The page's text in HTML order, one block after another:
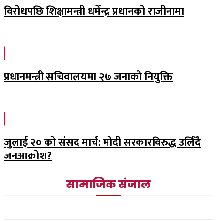
विरोधपछि शिक्षामन्त्री धर्मेन्द्र प्रधानको राजीनामा
प्रधानमन्त्री सचिवालयमा २७ जनाको नियुक्ति
जुलाई २० को संसद मार्च: मोदी सरकारविरुद्ध उर्लिंदै
जनआक्रोश?
सामाजिक संजाल